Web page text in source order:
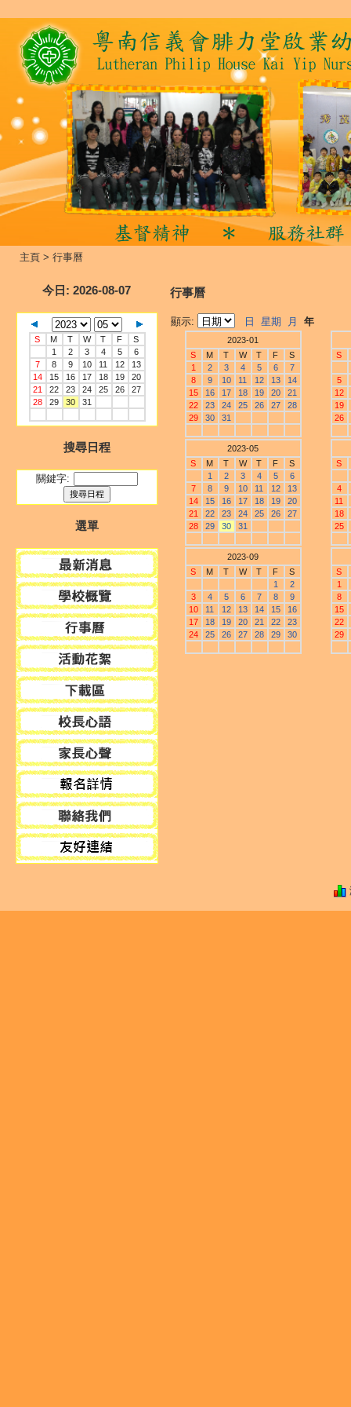
主頁 > 行事曆
今日 : 2026-08-07
S M T W T F
S
1
2 3 4 5
6
7
8 9 10 11 12
13
14
15 16 17 18 19
20
21
22 23 24 25 26
27
28
29 30 31
搜尋日程
關鍵字:
選單
行事曆
顯示: 日 星期 月 年
2023-01
S
M T W T F
S
1
2 3 4 5 6
7
8
9 10 11 12 13
14
15
16 17 18 19 20
21
22
23 24 25 26 27
28
29
30 31
S
5
12
19
26
2023-05
S
M T W T F
S
1
2 3 4 5
6
7
8 9 10 11 12
13
14
15 16 17 18 19
20
21
22 23 24 25 26
27
28
29 30 31
S
4
11
18
25
2023-09
S
M T W T F
S
1
2
3
4 5 6 7 8
9
10
11 12 13 14 15
16
17
18 19 20 21 22
23
24
25 26 27 28 29 30
S
1
8
15
22
29